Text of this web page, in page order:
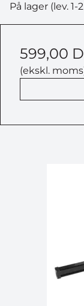
På lager (lev. 1-
599,00
(ekskl.